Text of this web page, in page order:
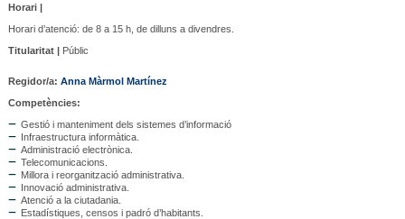
Horari |
Horari d’atenció: de 8 a 15 h, de dilluns a divendres.
Titularitat |Públic
Regidor/a: Anna Màrmol Martínez
Competències:
Gestió i manteniment dels sistemes d’informació
Infraestructura informàtica.
Administració electrònica.
Telecomunicacions.
Millora i reorganització administrativa.
Innovació administrativa.
Atenció a la ciutadania.
Estadístiques, censos i padró d’habitants.